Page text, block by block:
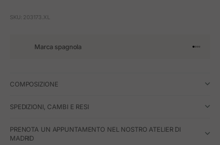
SKU: 203173.XL
Marca spagnola Vai
Vai
Vai
Vai
COMPOSIZIONE
SPEDIZIONI, CAMBI E RESI
PRENOTA UN APPUNTAMENTO NEL NOSTRO ATELIER DI
MADRID